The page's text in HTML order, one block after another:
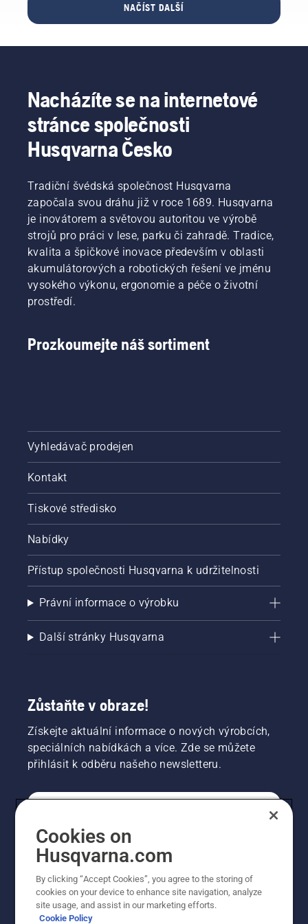
točivý
prodloužit
výdrž
akumulátoru
při
sečení
Režim
savE
jednoduše
zapnete
vypnete
stisknutím
tlačítka
na
výrobky
způsob
pohodlnější
vybavení
a snižuje
únavu
používání,
takže
můžete
pracovat
déle bez
přestávek.
a znovu
za
motor
manažer
oddělení
a
společnosti
NAČÍST DALŠÍ
Nacházíte se na internetové
stránce společnosti
Husqvarna Česko
Tradiční švédská společnost Husqvarna
započala svou dráhu již v roce 1689. Husqvarna
je inovátorem a světovou autoritou ve výrobě
strojů pro práci v lese, parku či zahradě. Tradice,
kvalita a špičkové inovace především v oblasti
akumulátorových a robotických řešení ve jménu
vysokého výkonu, ergonomie a péče o životní
prostředí.
Prozkoumejte náš sortiment
Vyhledávač prodejen
Kontakt
Tiskové středisko
Nabídky
Přístup společnosti Husqvarna k udržitelnosti
Právní informace o výrobku
Další stránky Husqvarna
Zůstaňte v obraze!
Získejte aktuální informace o nových výrobcích,
speciálních nabídkách a více. Zde se můžete
přihlásit k odběru našeho newsletteru.
PROFESIONÁLNÍ
Cookies on
Husqvarna.com
By clicking “Accept Cookies”, you agree to the storing of
cookies on your device to enhance site navigation, analyze
site usage, and assist in our marketing efforts.
Cookie Policy